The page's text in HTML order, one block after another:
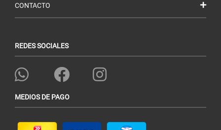
CONTACTO
REDES SOCIALES
MEDIOS DE PAGO